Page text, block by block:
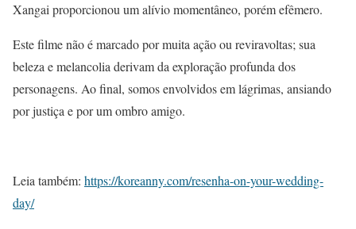
Xangai proporcionou um alívio momentâneo, porém efêmero.
Este filme não é marcado por muita ação ou reviravoltas; sua
beleza e melancolia derivam da exploração profunda dos
personagens. Ao final, somos envolvidos em lágrimas, ansiando
por justiça e por um ombro amigo.
Leia também: https://koreanny.com/resenha-on-your-wedding-
day/